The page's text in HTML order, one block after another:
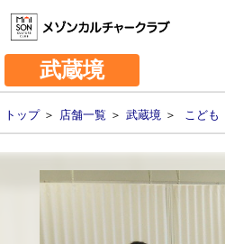
武蔵境
トップ＞ 店舗一覧 ＞ 武蔵境 ＞ こども